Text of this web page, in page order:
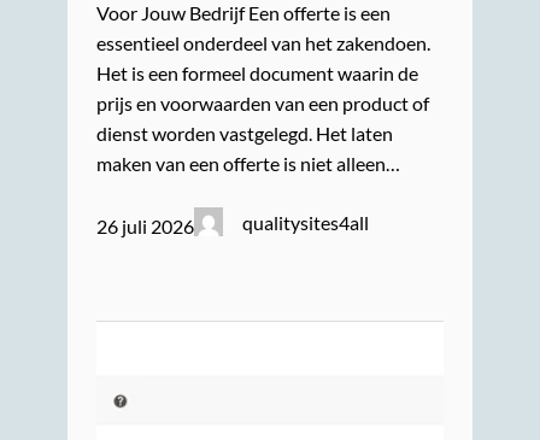
Voor Jouw Bedrijf Een offerte is een
essentieel onderdeel van het zakendoen.
Het is een formeel document waarin de
prijs en voorwaarden van een product of
dienst worden vastgelegd. Het laten
maken van een offerte is niet alleen…
26 juli 2026 qualitysites4all